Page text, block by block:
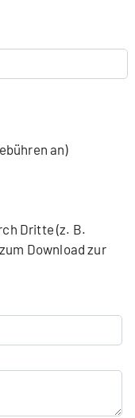
an)
Dritte (z. B.